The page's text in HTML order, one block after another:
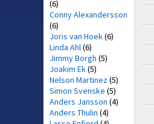
(6)
Conny Alexandersson
(6)
Joris van Hoek(6)
Linda Ahl(6)
Jimmy Borgh (5)
Joakim Ek(5)
Nelson Martinez(5)
Simon Svenske (5)
Anders Jansson (4)
Anders Thulin (4)